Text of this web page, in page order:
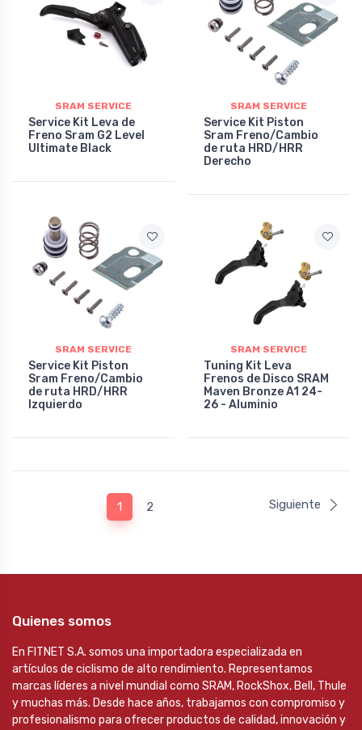
SRAM SERVICE
Service Kit Leva de
Freno Sram G2 Level
Ultimate Black
SRAM SERVICE
Service Kit Piston
Sram Freno/Cambio
de ruta HRD/HRR
Derecho
SRAM SERVICE
Service Kit Piston
Sram Freno/Cambio
de ruta HRD/HRR
Izquierdo
SRAM SERVICE
Tuning Kit Leva
Frenos de Disco SRAM
Maven Bronze A1 24-
26 - Aluminio
1 2 Siguiente
Quienes somos
En FITNET S.A. somos una importadora especializada en
artículos de ciclismo de alto rendimiento. Representamos
marcas líderes a nivel mundial como SRAM, RockShox, Bell, Thule
y muchas más. Desde hace años, trabajamos con compromiso y
profesionalismo para ofrecer productos de calidad, innovación y